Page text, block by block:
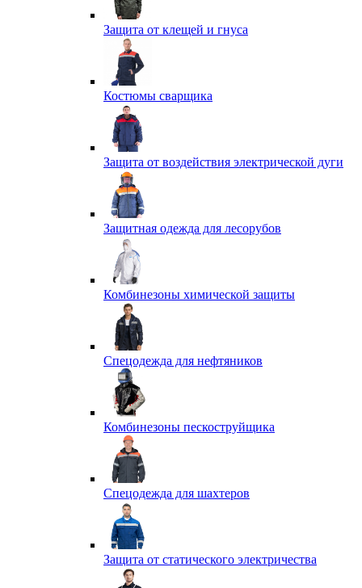
Защита от клещей и гнуса
Костюмы сварщика
Защита от воздействия электрической дуги
Защитная одежда для лесорубов
Комбинезоны химической защиты
Спецодежда для нефтяников
Комбинезоны пескоструйщика
Спецодежда для шахтеров
Защита от статического электричества